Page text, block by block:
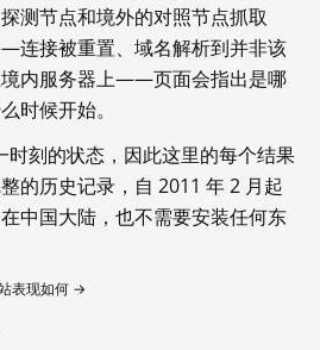
测节点和境外的对照节点抓取
连接被重置、域名解析到并非该
内服务器上——页面会指出是哪
时候开始。
时刻的状态，因此这里的每个结果
的历史记录，自 2011 年 2 月起
中国大陆，也不需要安装任何东
表现如何 →